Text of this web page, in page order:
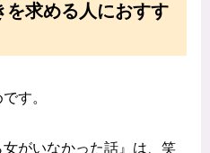
を求める人におすす
す。
がいなかった話』は、笑